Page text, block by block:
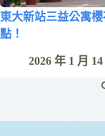
東大新站三益公寓
點！
2026 年 1 月 14